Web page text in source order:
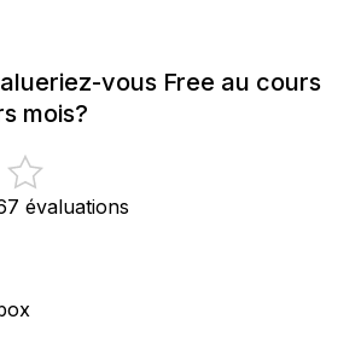
vous Free au cours
mois?
évaluations